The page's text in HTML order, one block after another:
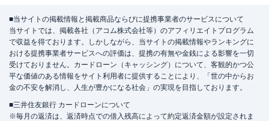
■当サイトの掲載情報と掲載商品ならびに提携事業者のサービスについて
当サイトでは、掲載各社（アコム株式会社等）のアフィリエイトプログラム
で収益を得ております。しかしながら、当サイトの掲載情報やランキングに
おける提携事業者サービスへの評価は、提携の有無や金銭による影響を一切
受けておりません。カードローン（キャッシング）について、客観的かつ公
平な価値のある情報をサイト利用者に提供することにより、「世の中からお
金の不安を解消し、人生が豊かになる社会」の実現を目指しております。
■三井住友銀行 カードローンについて
※毎月の返済は、返済時点での借入残高によって約定返済金額が設定されま